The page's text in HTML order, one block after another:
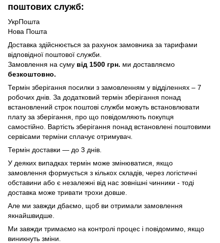
поштових служб:
УкрПошта
Нова Пошта
Доставка здійснюється за рахунок замовника за тарифами
відповідної поштової служби.
Замовлення на суму від 1500 грн. ми доставляємо
безкоштовно.
Термін зберігання посилки з замовленням у відділеннях – 7
робочих днів. За додатковий термін зберігання понад
встановлений строк поштові служби можуть встановлювати
плату за зберігання, про що повідомляють покупця
самостійно. Вартість зберігання понад вcтановлені поштовими
сервісами терміни сплачує отримувач.
Термін доставки — до 3 днів.
У деяких випадках термін може змінюватися, якщо
замовлення формується з кількох складів, через логістичні
обставини або є незалежні від нас зовнішні чинники - тоді
доставка може тривати трохи довше.
Але ми завжди дбаємо, щоб ви отримали замовлення
якнайшвидше.
Ми завжди тримаємо на контролі процес і повідомимо, якщо
виникнуть зміни.